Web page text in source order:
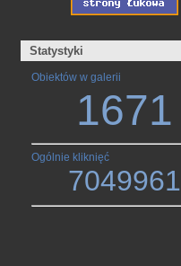
Statystyki
Obiektów w galerii
1671
Ogólnie kliknięć
7049961